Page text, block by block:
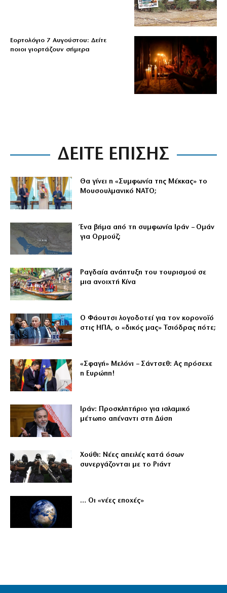
Εορτολόγιο 7 Αυγούστου: Δείτε
ποιοι γιορτάζουν σήμερα
ΔΕΙΤΕ ΕΠΙΣΗΣ
Θα γίνει η «Συμφωνία της Μέκκας» το
Μουσουλμανικό ΝΑΤΟ;
Ένα βήμα από τη συμφωνία Ιράν – Ομάν
για Ορμούζ;
Ραγδαία ανάπτυξη του τουρισμού σε
μια ανοιχτή Κίνα
Ο Φάουτσι λογοδοτεί για τον κορονοϊό
στις ΗΠΑ, ο «δικός μας» Τσιόδρας πότε;
«Σφαγή» Μελόνι – Σάντσεθ: Ας πρόσεχε
η Ευρώπη!
Ιράν: Προσκλητήριο για ισλαμικό
μέτωπο απέναντι στη Δύση
Χούθι: Νέες απειλές κατά όσων
συνεργάζονται με το Ριάντ
… Οι «νέες εποχές»